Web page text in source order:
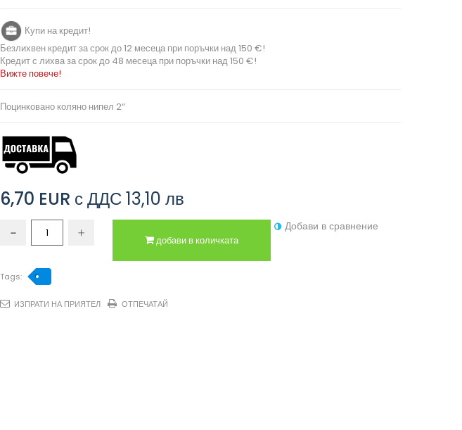
Купи на кредит!
Безлихвен кредит за срок до 12 месеца при поръчки над 150 €!
Кредит с лихва за срок до 48 месеца при поръчки над 150 €!
Вижте повече!
Поцинковано коляно нипел 2“
6,70 EUR с ДДС 13,10 лв
добави в количката
Добави в сравнение
Tags:
ИЗПРАТИ НА ПРИЯТЕЛ ОТПЕЧАТАЙ